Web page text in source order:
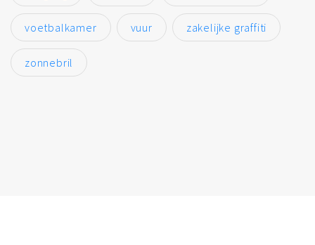
voetbalkamer vuur zakelijke graffiti
zonnebril